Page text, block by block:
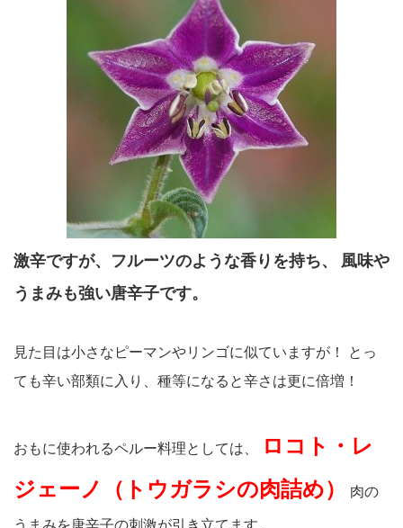
激辛ですが、フルーツのような香りを持ち、
風味や
うまみも強い唐辛子です。
見た目は小さなピーマンやリンゴに似ていますが！
とっ
ても辛い部類に入り、種等になると辛さは更に倍増！
おもに使われるペルー料理としては、
ロコト・レ
ジェーノ（トウガラシの肉詰め）
肉の
うまみを唐辛子の刺激が引き立てます。